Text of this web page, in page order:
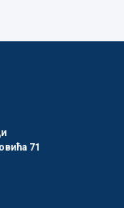
71